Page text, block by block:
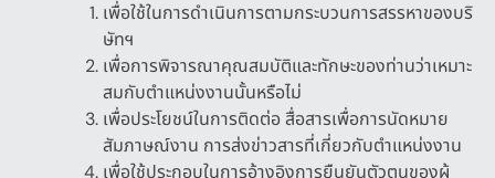
เพื่อใช้ในการดำเนินการตามกระบวนการสรรหาของบริ
ษัทฯ
เพื่อการพิจารณาคุณสมบัติและทักษะของท่านว่าเหมาะ
สมกับตำแหน่งงานนั้นหรือไม่
เพื่อประโยชน์ในการติดต่อ สื่อสารเพื่อการนัดหมาย
สัมภาษณ์งาน การส่งข่าวสารที่เกี่ยวกับตำแหน่งงาน
เพื่อใช้ประกอบในการอ้างอิงการยืนยันตัวตนของผู้